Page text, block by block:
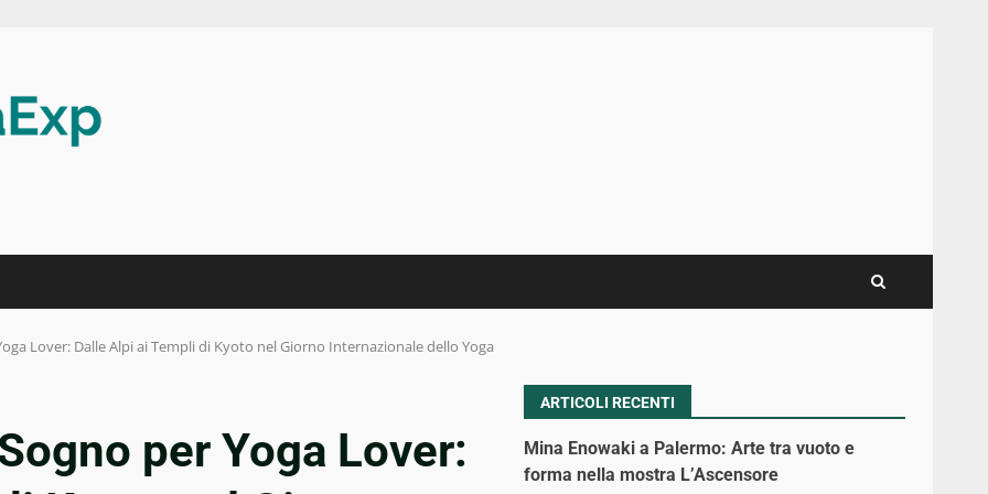
Lover: Dalle Alpi ai Templi di Kyoto nel Giorno Internazionale dello Yoga
per Yoga Lover:
ARTICOLI RECENTI
Mina Enowaki a Palermo: Arte tra vuoto e
forma nella mostra L’Ascensore